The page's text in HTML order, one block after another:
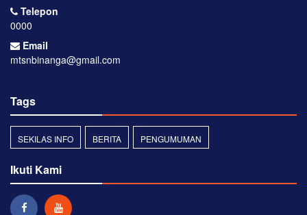
Telepon
0000
Email
mtsnbinanga@gmail.com
Tags
SEKILAS INFO BERITA PENGUMUMAN
Ikuti Kami